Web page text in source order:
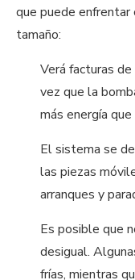
que puede enfrentar
tamaño:
Verá facturas
vez que la
más energía
El sistema se
las piezas
arranques y
Es posible que
desigual.
frías, mientras